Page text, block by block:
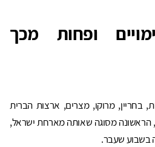
ופחות מכך
בחריין, מרוקו, מצרים, ארצות הברית
הראשונה מסוגה שאותה מארחת ישראל,
בשבוע שעבר.